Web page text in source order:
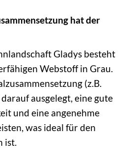
hat der
Gladys besteht
Webstoff in Grau.
(z.B.
ausgelegt, eine gute
und eine angenehme
was ideal für den
ist.